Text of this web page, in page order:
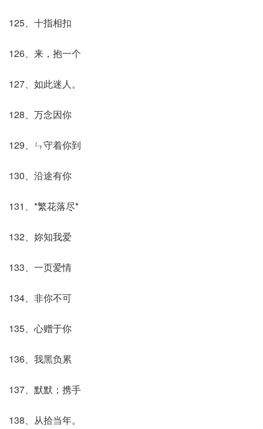
125、十指相扣
126、来，抱一个
127、如此迷人。
128、万念因你
129、ㄣ守着你到
130、沿途有你
131、*繁花落尽*
132、妳知我爱
133、一页爱情
134、非你不可
135、心赠于你
136、我黑负累
137、默默；携手
138、从拾当年。